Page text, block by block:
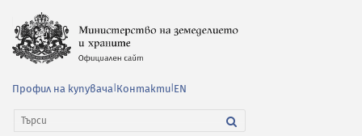
Профил на купувача Контакти EN